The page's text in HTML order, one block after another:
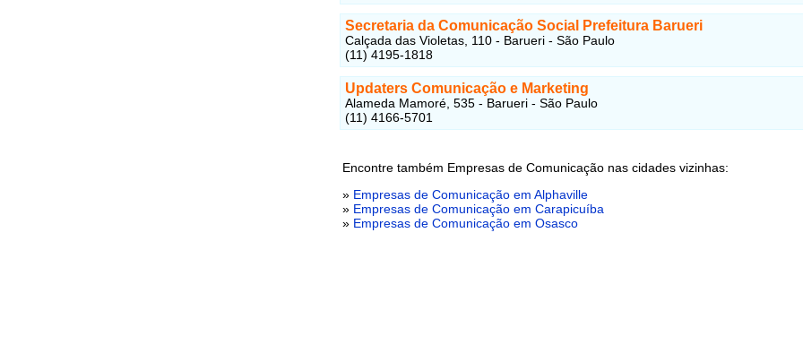
Secretaria da Comunicação Social Prefeitura Barueri
Calçada das Violetas, 110 - Barueri - São Paulo
(11) 4195-1818
Updaters Comunicação e Marketing
Alameda Mamoré, 535 - Barueri - São Paulo
(11) 4166-5701
Encontre também Empresas de Comunicação nas cidades vizinhas:
» Empresas de Comunicação em Alphaville
» Empresas de Comunicação em Carapicuíba
» Empresas de Comunicação em Osasco